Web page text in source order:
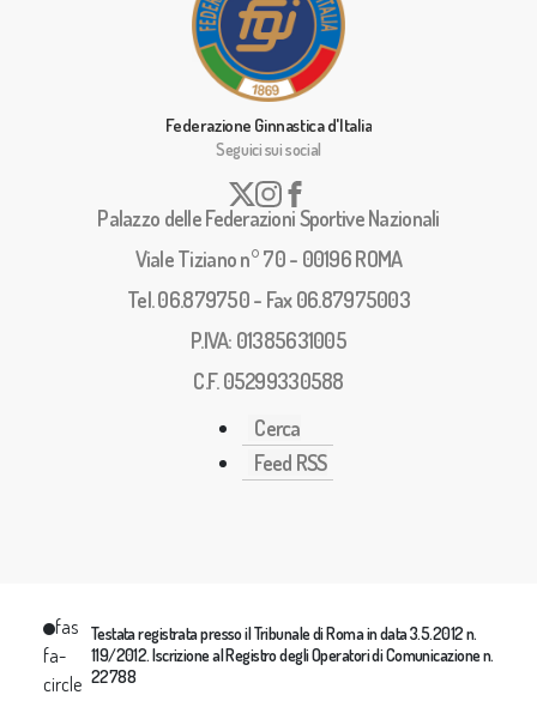
Federazione Ginnastica d'Italia
Seguici sui social
Palazzo delle Federazioni Sportive Nazionali
Viale Tiziano n° 70 - 00196 ROMA
Tel. 06.879750 - Fax 06.87975003
P.IVA: 01385631005
C.F. 05299330588
Cerca
Feed RSS
fas
fa-
circle
Testata registrata presso il Tribunale di Roma in data 3.5.2012 n.
119/2012. Iscrizione al Registro degli Operatori di Comunicazione n.
22788